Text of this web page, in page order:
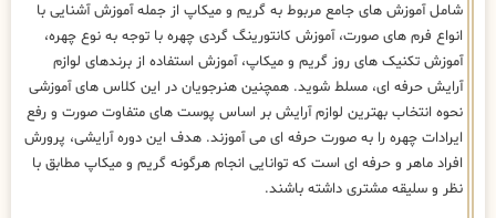
شامل آموزش های جامع مربوط به گریم و میکاپ از جمله آموزش آشنایی با
انواع فرم های صورت، آموزش کانتورینگ گردی چهره با توجه به نوع چهره،
آموزش تکنیک های روز گریم و میکاپ، آموزش استفاده از برندهای لوازم
آرایش حرفه ای، مسلط شوید. همچنین هنرجویان در این کلاس های آموزشی
نحوه انتخاب بهترین لوازم آرایش بر اساس پوست های متفاوت صورت و رفع
ایرادات چهره را به صورت حرفه ای می آموزند. هدف این دوره آرایشی، پرورش
افراد ماهر و حرفه ای است که توانایی انجام هرگونه گریم و میکاپ مطابق با
نظر و سلیقه مشتری داشته باشند.